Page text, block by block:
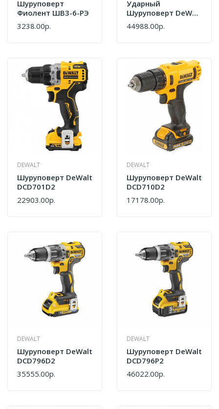
Шуруповерт
Фиолент ШВ3-6-РЭ
3238.00р.
Ударный
Шуруповерт DeWalt
DCF850E2T-QW
44988.00р.
DEWALT
Шуруповерт DeWalt
DCD701D2
22903.00р.
DEWALT
Шуруповерт DeWalt
DCD710D2
17178.00р.
DEWALT
Шуруповерт DeWalt
DCD796D2
35555.00р.
DEWALT
Шуруповерт DeWalt
DCD796P2
46022.00р.